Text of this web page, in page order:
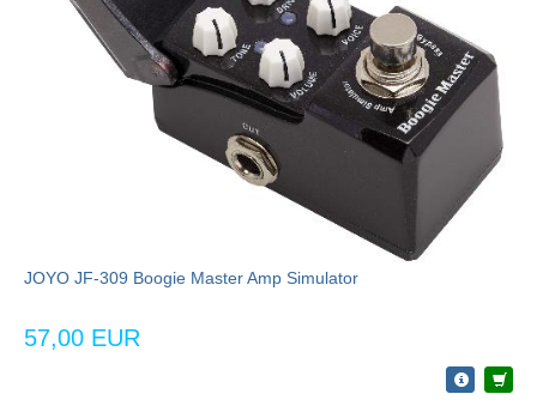
JOYO JF-309 Boogie Master Amp Simulator
57,00 EUR